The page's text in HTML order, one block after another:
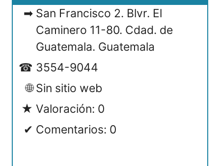
San Francisco 2. Blvr. El
Caminero 11-80. Cdad. de
Guatemala. Guatemala
3554-9044
Sin sitio web
Valoración: 0
Comentarios: 0